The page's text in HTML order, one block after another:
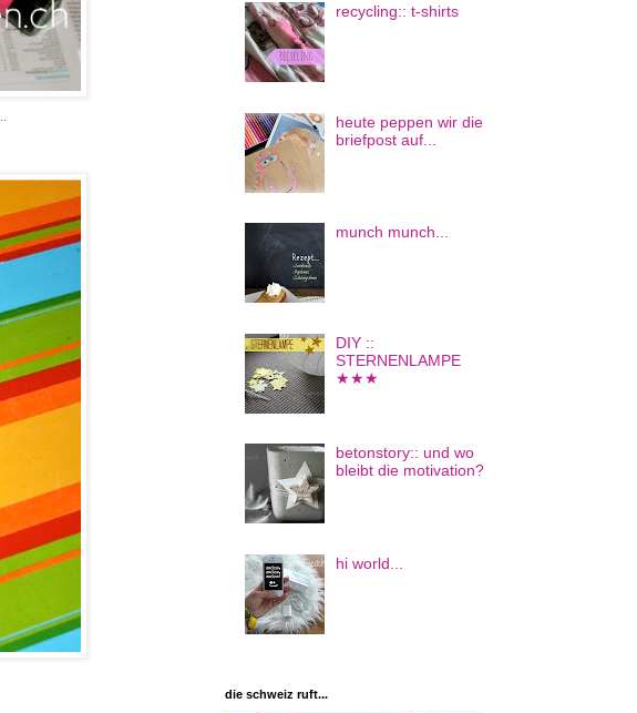
recycling:: t-shirts
heute peppen wir die
briefpost auf...
munch munch...
DIY ::
STERNENLAMPE
★★★
betonstory:: und wo
bleibt die motivation?
hi world...
die schweiz ruft...